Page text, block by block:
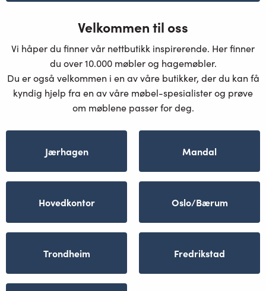
Velkommen til oss
Vi håper du finner vår nettbutikk inspirerende. Her finner
du over 10.000 møbler og hagemøbler.
Du er også velkommen i en av våre butikker, der du kan få
kyndig hjelp fra en av våre møbel-spesialister og prøve
om møblene passer for deg.
Jærhagen Mandal
Hovedkontor Oslo/Bærum
Trondheim Fredrikstad